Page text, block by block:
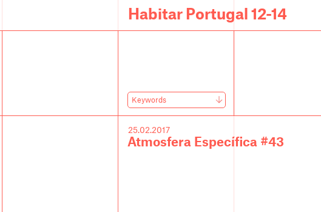
Habitar Portugal 12-14
Keywords
25.02.2017
Atmosfera Específica #43